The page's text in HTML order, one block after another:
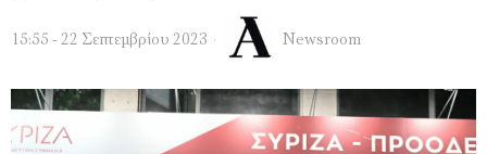
15:55 - 22 Σεπτεμβρίου 2023 Newsroom